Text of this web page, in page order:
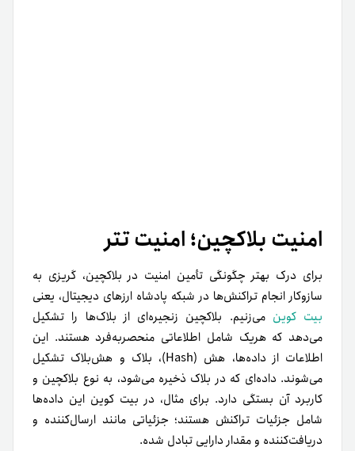
امنیت بلاکچین؛ امنیت تتر
برای درک بهتر چگونگی تأمین امنیت در بلاکچین، گریزی به
سازوکار انجام تراکنش‌ها در شبکه پادشاه ارزهای دیجیتال، یعنی
بیت کوین می‌زنیم. بلاکچین زنجیره‌ای از بلاک‌ها را تشکیل
می‌دهد که هر‌یک شامل اطلاعاتی منحصربه‌فرد هستند. این
اطلاعات از داده‌ها، هش (Hash)، بلاک و هش‌بلاک تشکیل
می‌شوند. داده‌ای که در بلاک ذخیره می‌شود، به نوع بلاکچین و
کاربرد آن بستگی دارد. برای مثال، در بیت کوین این داده‌ها
شامل جزئیات تراکنش هستند؛ جزئیاتی مانند ارسال‌کننده و
دریافت‌کننده و مقدار دارایی تبادل شده.